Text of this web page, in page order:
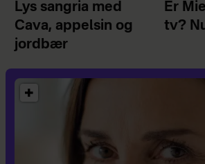
Lys sangria med
Cava, appelsin og
jordbær
Er
tv?